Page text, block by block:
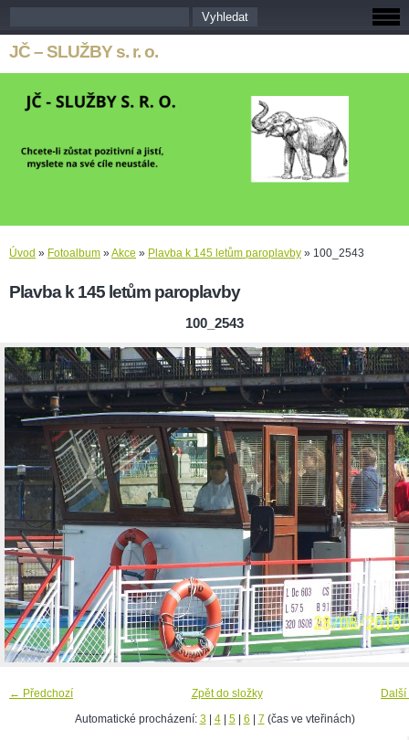
JČ – SLUŽBY s. r. o.
Úvod » Fotoalbum »Akce » Plavba k 145 letům paroplavby » 100_2543
Plavba k 145 letům paroplavby
100_2543
← Předchozí
Zpět do složky
Automatické procházení: 3| 4| 5| 6 7 (čas ve vteřinách)